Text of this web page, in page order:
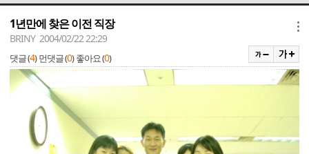
1년만에 찾은 이전 직장
BRINY 2004/02/22 22:29
댓글 (4) 먼댓글 (0) 좋아요 (0)